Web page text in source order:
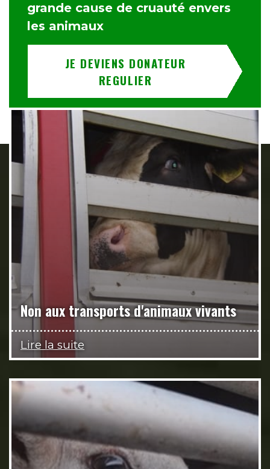
grande cause de cruauté envers
les animaux
JE DEVIENS DONATEUR
REGULIER
Non aux transports d'animaux vivants
Lire la suite